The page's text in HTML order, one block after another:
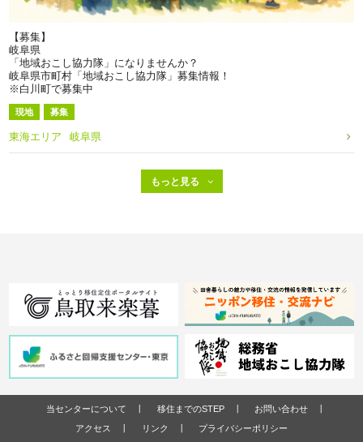
【募集】
岐阜県
「地域おこし協力隊」になりませんか？
岐阜県市町村「地域おこし協力隊」募集情報！
※白川町で募集中
現地 募集
東海エリア 岐阜県
当センターについて 移住までのSTEP
お問い合わせ
アクセス
リンク プライバシーポリシー